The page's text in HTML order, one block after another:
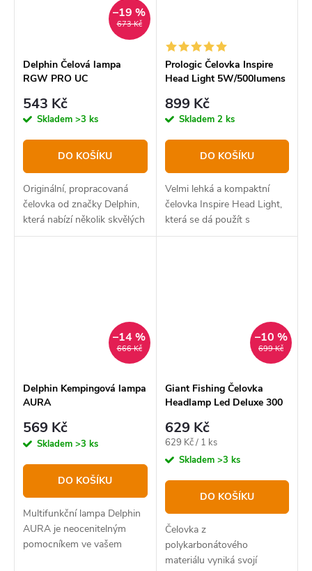
673 Kč
–19 %
Delphin Čelová lampa
RGW PRO UC
543 Kč
Skladem >3 ks
DO KOŠÍKU
Originální, propracovaná
čelovka od značky Delphin,
která nabízí několik skvělých
funkcí a výkon 5W se
Prologic Čelovka Inspire
Head Light 5W/500lumens
899 Kč
Skladem 2 ks
DO KOŠÍKU
Velmi lehká a kompaktní
čelovka Inspire Head Light,
která se dá použít s
popruhem na hlavu je malá a
666 Kč
–14 %
Delphin Kempingová lampa
AURA
569 Kč
Skladem >3 ks
DO KOŠÍKU
Multifunkční lampa Delphin
AURA je neocenitelným
pomocníkem ve vašem
699 Kč
–10 %
Giant Fishing Čelovka
Headlamp Led Deluxe 300
629 Kč
Měrná
cena:
629 Kč / 1 ks
Skladem >3 ks
DO KOŠÍKU
Čelovka z
polykarbonátového
materiálu vyniká svojí